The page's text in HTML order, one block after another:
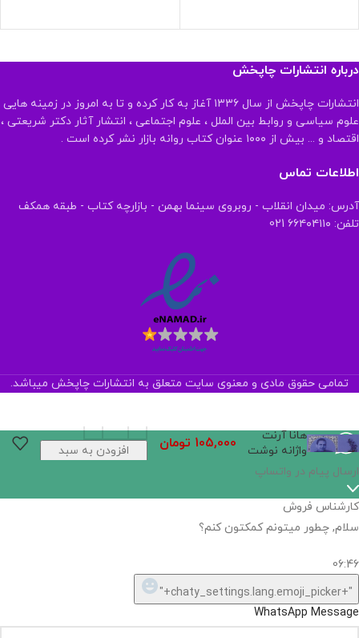
درباره انتشارات چاپخش
انتشارات چاپخش از سال ۱۳۳۶ آغاز به کار کرده و تا به امروز در زمینه هایی
علوم سیاسی و روابط بین الملل ، علوم اجتماعی ، انتشار آثار دکتر شریعتی ،
اقتصاد و ... بیش از ۱۰۰۰ عنوان کتاب روانه بازار نشر کرده است .
اطلاعات تماس
آدرس: میدان انقلاب - روبروی سینما بهمن - بازارچه کتاب - طبقه همکف
تلفن: ۶۶۴۰۴۱۱۰ 021
تمامی حقوق مادی و معنوی سایت متعلق به انتشارات چاپخش میباشد.
هانا آرنت
واژانه نوشت
105,000 تومان
افزودن به سبد
اگر
نیست,
شاید
بتونیم
تهیه